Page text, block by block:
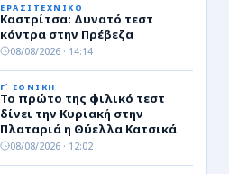
ΕΡΑΣΙΤΕΧΝΙΚΟ
Καστρίτσα: Δυνατό τεστ
κόντρα στην Πρέβεζα
08/08/2026 · 14:14
Γ΄ ΕΘΝΙΚΗ
Το πρώτο της φιλικό τεστ
δίνει την Κυριακή στην
Πλαταριά η Θύελλα Κατσικά
08/08/2026 · 12:02